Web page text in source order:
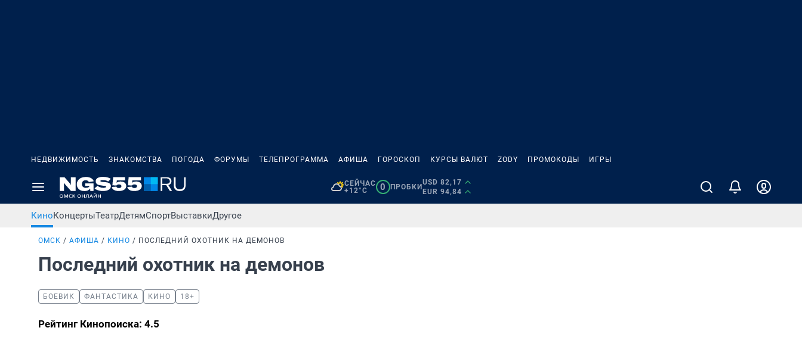
НЕДВИЖИМОСТЬ ЗНАКОМСТВА ПОГОДА ФОРУМЫ ТЕЛЕПРОГРАММА АФИША ГОРОСКОП КУРСЫ ВАЛЮТ ZODY ПРОМОКОДЫ ИГРЫ
СЕЙЧАС
+12°C
0 ПРОБКИ
USD 82,17
EUR 94,84
КиноКонцертыТеатрДетямСпортВыставкиДругое
ОМСК АФИША КИНО ПОСЛЕДНИЙ ОХОТНИК НА ДЕМОНОВ
Последний охотник на демонов
БОЕВИК ФАНТАСТИКА КИНО 18+
Рейтинг Кинопоиска: 4.5